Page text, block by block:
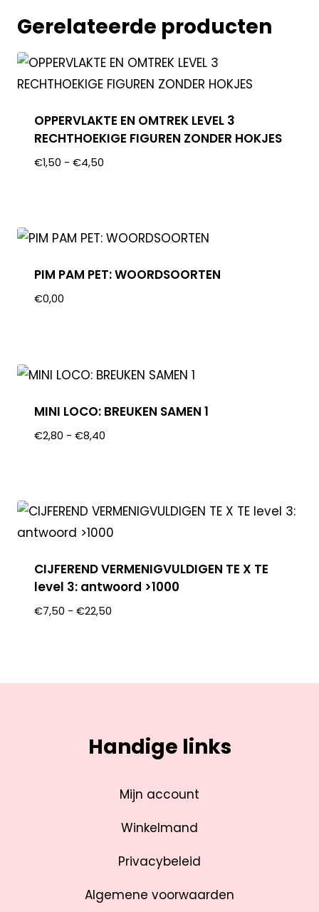
Gerelateerde producten
OPPERVLAKTE EN OMTREK LEVEL 3
RECHTHOEKIGE FIGUREN ZONDER HOKJES
€1,50 - €4,50
PIM PAM PET: WOORDSOORTEN
€0,00
MINI LOCO: BREUKEN SAMEN 1
€2,80 - €8,40
CIJFEREND VERMENIGVULDIGEN TE X TE
level 3: antwoord >1000
€7,50 - €22,50
Handige links
Mijn account
Winkelmand
Privacybeleid
Algemene voorwaarden